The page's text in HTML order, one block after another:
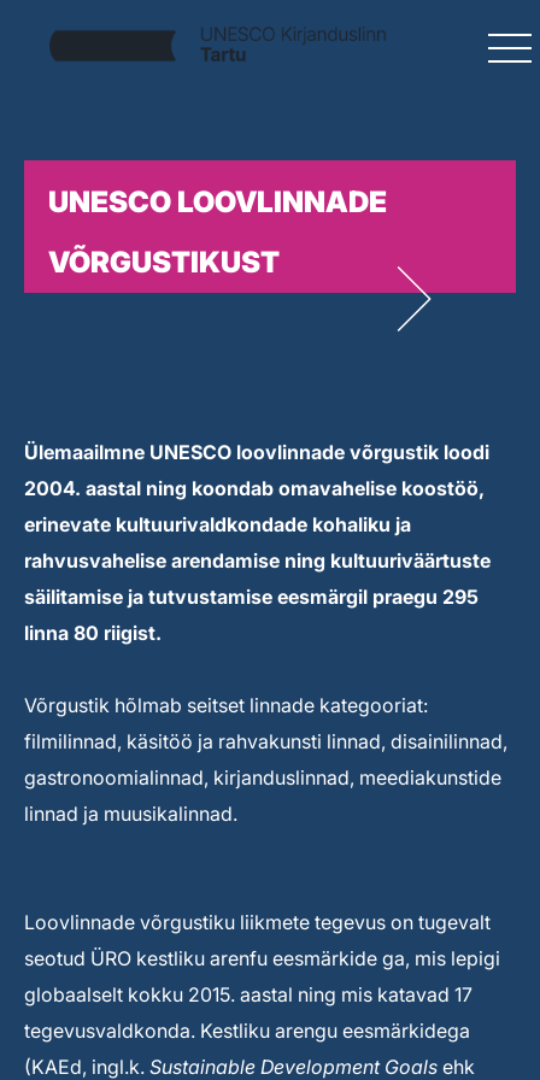
UNESCO LOOVLINNADE
VÕRGUSTIKUST
Ülemaailmne UNESCO loovlinnade võrgustik loodi
2004. aastal ning koondab omavahelise koostöö,
erinevate kultuurivaldkondade kohaliku ja
rahvusvahelise arendamise ning kultuuriväärtuste
säilitamise ja tutvustamise eesmärgil praegu 295
linna 80 riigist.
Võrgustik hõlmab seitset linnade kategooriat:
filmilinnad, käsitöö ja rahvakunsti linnad, disainilinnad,
gastronoomialinnad, kirjanduslinnad, meediakunstide
linnad ja muusikalinnad.
Loovlinnade võrgustiku liikmete tegevus on tugevalt
seotud ÜRO kestliku arenfu eesmärkide ga, mis lepigi
globaalselt kokku 2015. aastal ning mis katavad 17
tegevusvaldkonda. Kestliku arengu eesmärkidega
(KAEd, ingl.k. Sustainable Development Goals ehk